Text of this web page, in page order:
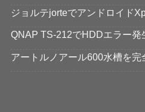
ジョルテjorteでアンドロイド
QNAP TS-212でHDDエラー発
アートルノアール600水槽を完